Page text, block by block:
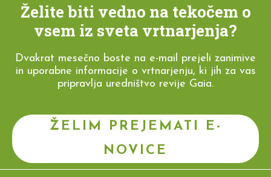
Želite biti vedno na tekočem o
vsem iz sveta vrtnarjenja?
Dvakrat mesečno boste na e-mail prejeli zanimive
in uporabne informacije o vrtnarjenju, ki jih za vas
pripravlja uredništvo revije Gaia.
ŽELIM PREJEMATI E-
NOVICE